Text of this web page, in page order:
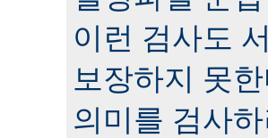
이런 검사도
보장하지 못
의미를 검사